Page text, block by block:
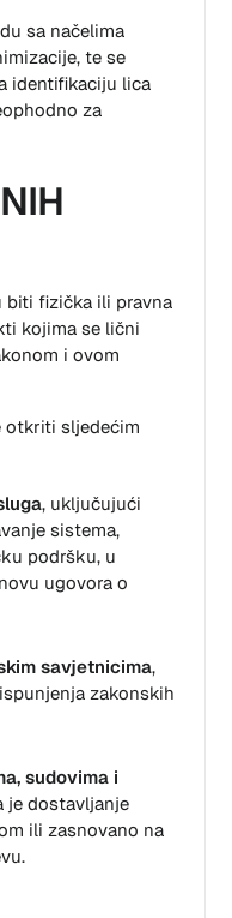
sa načelima
te se
identifikaciju lica
za
biti fizička ili pravna
kojima se lični
i ovom
otkriti sljedećim
, uključujući
sistema,
podršku, u
ugovora o
savjetnicima,
zakonskih
sudovima i
je dostavljanje
ili zasnovano na